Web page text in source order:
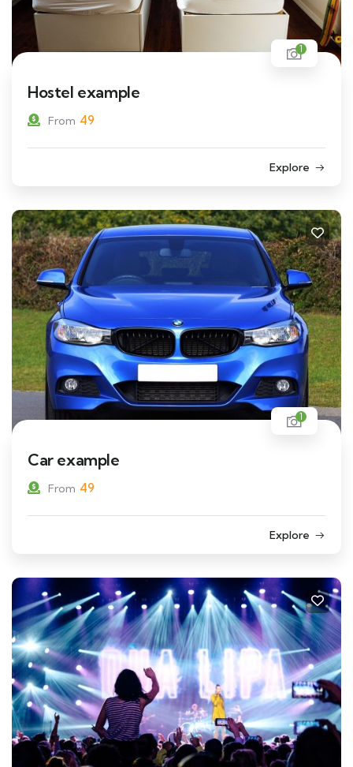
1
Hostel example
From 49
Explore
1
Car example
From 49
Explore